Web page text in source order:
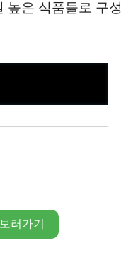
높은 식품들로 구성
러가기